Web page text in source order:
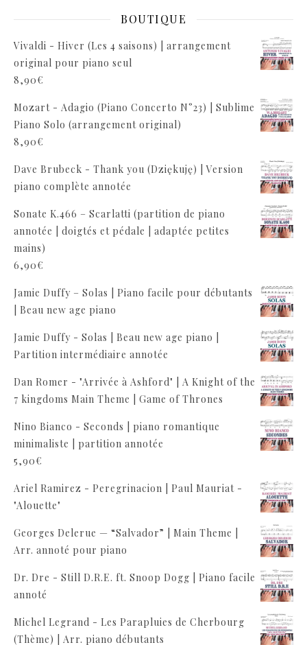
BOUTIQUE
Vivaldi - Hiver (Les 4 saisons) | arrangement
original pour piano seul
8,90€
Mozart - Adagio (Piano Concerto N°23) | Sublime
Piano Solo (arrangement original)
8,90€
Dave Brubeck - Thank you (Dziękuję) | Version
piano complète annotée
Sonate K.466 – Scarlatti (partition de piano
annotée | doigtés et pédale | adaptée petites
mains)
6,90€
Jamie Duffy – Solas | Piano facile pour débutants
| Beau new age piano
Jamie Duffy - Solas | Beau new age piano |
Partition intermédiaire annotée
Dan Romer - "Arrivée à Ashford" | A Knight of the
7 kingdoms Main Theme | Game of Thrones
Nino Bianco - Seconds | piano romantique
minimaliste | partition annotée
5,90€
Ariel Ramirez - Peregrinacion | Paul Mauriat -
"Alouette"
Georges Delerue — “Salvador” | Main Theme |
Arr. annoté pour piano
Dr. Dre - Still D.R.E. ft. Snoop Dogg | Piano facile
annoté
Michel Legrand - Les Parapluies de Cherbourg
(Thème) | Arr. piano débutants